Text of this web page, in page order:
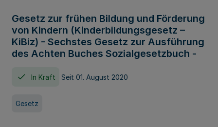
Gesetz zur frühen Bildung und Förderung
von Kindern (Kinderbildungsgesetz –
KiBiz) - Sechstes Gesetz zur Ausführung
des Achten Buches Sozialgesetzbuch -
In Kraft Seit 01. August 2020
Gesetz